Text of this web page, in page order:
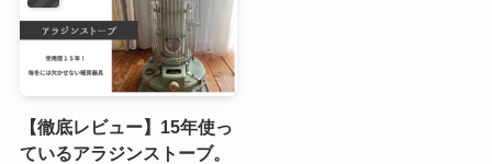
【徹底レビュー】15年使っ
ているアラジンストーブ。